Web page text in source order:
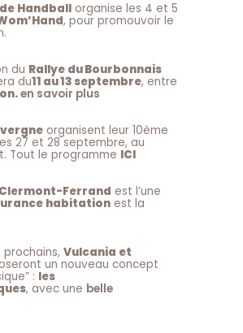
Handball organise les 4 et 5
, pour promouvoir le
du Rallye du Bourbonnais
du11 au 13 septembre, entre
en savoir plus
organisent leur 10ème
27 et 28 septembre, au
Tout le programme ICI
Clermont-Ferrand est l’une
habitation est la
prochains, Vulcania et
un nouveau concept
: les
, avec une belle